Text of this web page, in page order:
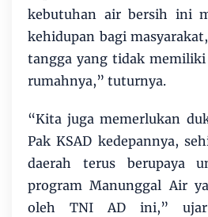
kebutuhan air bersih ini
kehidupan bagi
tangga yang tidak memiliki
rumahnya,” tuturnya.
“Kita juga memerlukan
Pak KSAD kedepannya,
daerah terus berupaya
program Manunggal Air
oleh TNI AD ini,”